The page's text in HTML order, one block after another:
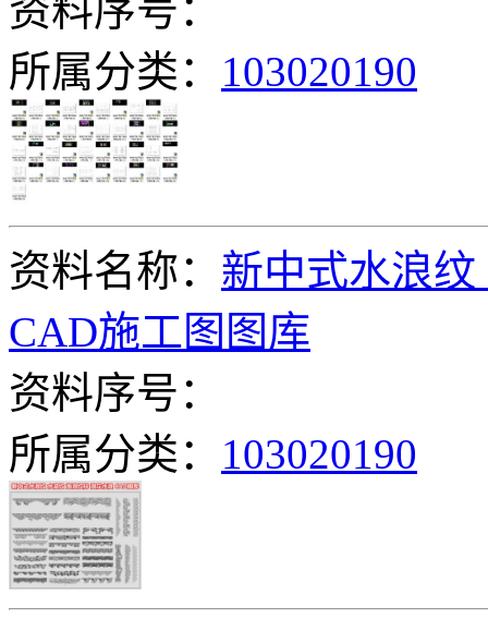
资料序号：
所属分类： 103020190
资料名称： 新中式水浪
CAD施工图图库
资料序号：
所属分类： 103020190